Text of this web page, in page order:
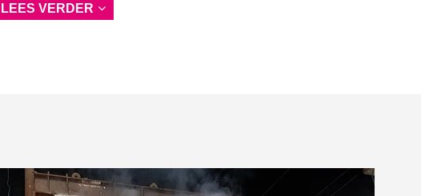
LEES VERDER